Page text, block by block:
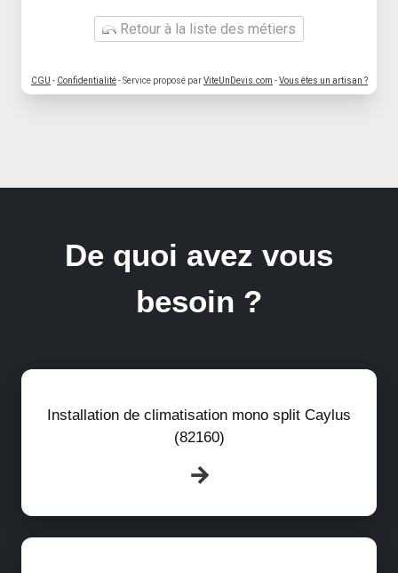
Retour à la liste des métiers
CGU - Confidentialité- Service proposé parViteUnDevis.com -Vous êtes un artisan ?
De quoi avez vous
besoin ?
Installation de climatisation mono split Caylus
(82160)